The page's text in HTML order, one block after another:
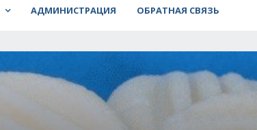
АДМИНИСТРАЦИЯ ОБРАТНАЯ СВЯЗЬ